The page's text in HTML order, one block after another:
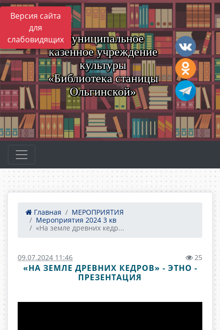
Версия сайта
для
слабовидящихМуниципальное
казенное учреждение
культуры
«Библиотека станицы
Ольгинской»
Главная
МЕРОПРИЯТИЯ
Мероприятия 2024 3 кв
«На земле древних кедр...
09.07.2024 11:46 25
«НА ЗЕМЛЕ ДРЕВНИХ КЕДРОВ» - ЭТНО -
ПРЕЗЕНТАЦИЯ